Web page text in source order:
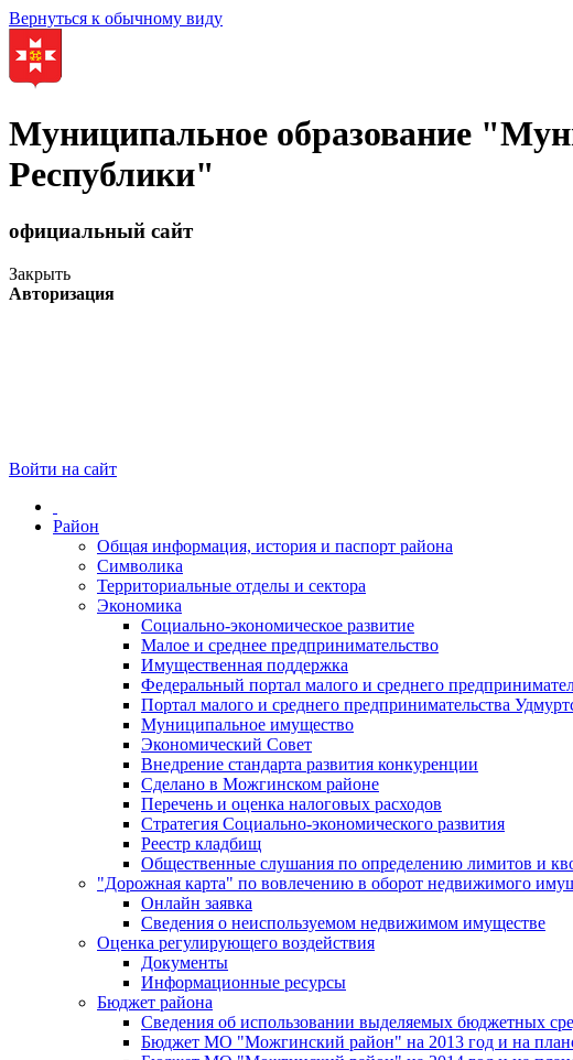
Вернуться к обычному виду
Муниципальное образование
Республики"
официальный сайт
Закрыть
Авторизация
Войти на сайт
Район
Общая информация, история и паспорт района
Символика
Территориальные отделы и сектора
Экономика
Социально-экономическое развитие
Малое и среднее предпринимательство
Имущественная поддержка
Федеральный портал малого и среднего
Портал малого и среднего предпринимательства
Муниципальное имущество
Экономический Совет
Внедрение стандарта развития конкуренции
Сделано в Можгинском районе
Перечень и оценка налоговых расходов
Стратегия Социально-экономического развития
Реестр кладбищ
Общественные слушания по определению лимитов и
"Дорожная карта" по вовлечению в оборот недвижимого
Онлайн заявка
Сведения о неиспользуемом недвижимом имуществе
Оценка регулирующего воздействия
Документы
Информационные ресурсы
Бюджет района
Сведения об использовании выделяемых бюджетных
Бюджет МО "Можгинский район" на 2013 год и на